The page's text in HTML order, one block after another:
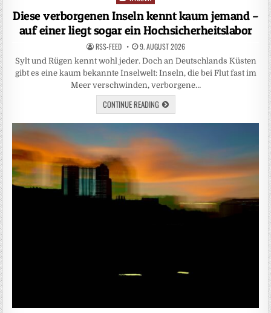
Diese verborgenen Inseln kennt kaum jemand –
auf einer liegt sogar ein Hochsicherheitslabor
RSS-FEED 9. AUGUST 2026
Sylt und Rügen kennt wohl jeder. Doch an Deutschlands Küsten
gibt es eine kaum bekannte Inselwelt: Inseln, die bei Flut fast im
Meer verschwinden, verborgene…
CONTINUE READING